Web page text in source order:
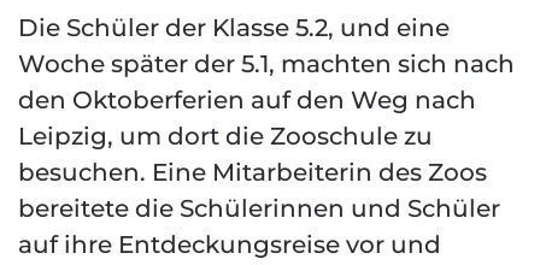
Die Schüler der Klasse 5.2, und eine
Woche später der 5.1, machten sich nach
den Oktoberferien auf den Weg nach
Leipzig, um dort die Zooschule zu
besuchen. Eine Mitarbeiterin des Zoos
bereitete die Schülerinnen und Schüler
auf ihre Entdeckungsreise vor und